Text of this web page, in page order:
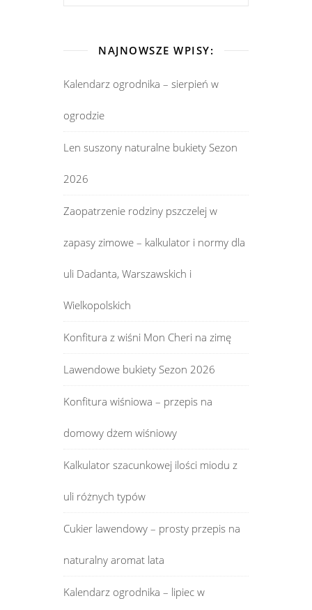
NAJNOWSZE WPISY:
Kalendarz ogrodnika – sierpień w
ogrodzie
Len suszony naturalne bukiety Sezon
2026
Zaopatrzenie rodziny pszczelej w
zapasy zimowe – kalkulator i normy dla
uli Dadanta, Warszawskich i
Wielkopolskich
Konfitura z wiśni Mon Cheri na zimę
Lawendowe bukiety Sezon 2026
Konfitura wiśniowa – przepis na
domowy dżem wiśniowy
Kalkulator szacunkowej ilości miodu z
uli różnych typów
Cukier lawendowy – prosty przepis na
naturalny aromat lata
Kalendarz ogrodnika – lipiec w